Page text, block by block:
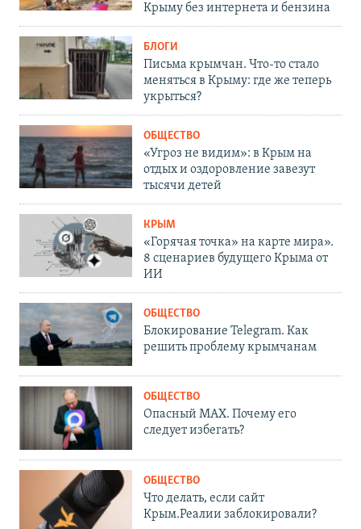
Крыму без интернета и бензина
БЛОГИ
Письма крымчан. Что-то стало
меняться в Крыму: где же теперь
укрыться?
ОБЩЕСТВО
«Угроз не видим»: в Крым на
отдых и оздоровление завезут
тысячи детей
КРЫМ
«Горячая точка» на карте мира».
8 сценариев будущего Крыма от
ИИ
ОБЩЕСТВО
Блокирование Telegram. Как
решить проблему крымчанам
ОБЩЕСТВО
Опасный MAX. Почему его
следует избегать?
ОБЩЕСТВО
Что делать, если сайт
Крым.Реалии заблокировали?